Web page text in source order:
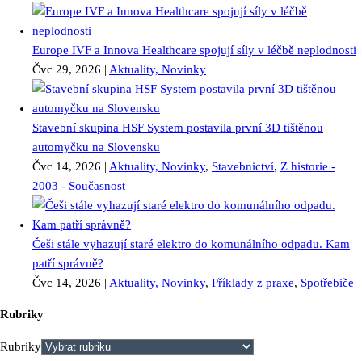
Europe IVF a Innova Healthcare spojují síly v léčbě neplodnosti
Čvc 29, 2026 | Aktuality, Novinky
Stavební skupina HSF System postavila první 3D tištěnou
automyčku na Slovensku
Čvc 14, 2026 | Aktuality, Novinky, Stavebnictví, Z historie -
2003 - Současnost
Češi stále vyhazují staré elektro do komunálního odpadu. Kam
patří správně?
Čvc 14, 2026 | Aktuality, Novinky, Příklady z praxe, Spotřebiče
Rubriky
Rubriky